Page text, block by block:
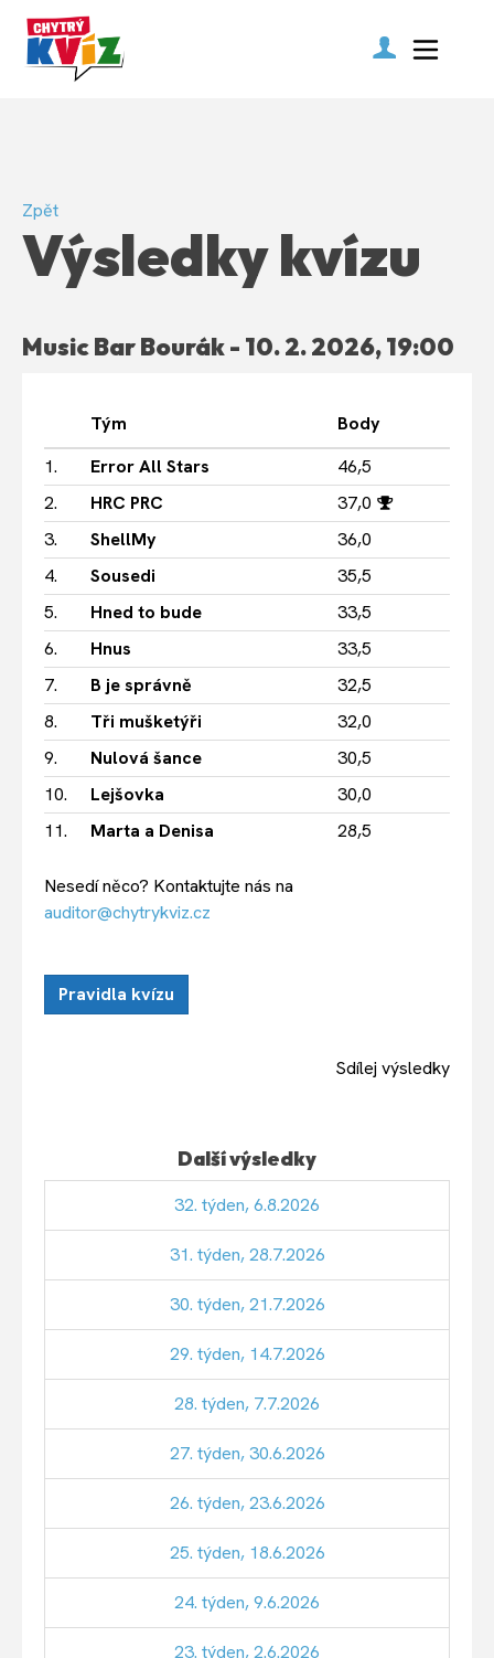
Zpět
Výsledky kvízu
Music Bar Bourák - 10. 2. 2026, 19:00
Tým
Body
1.
Error All Stars
46,5
2.
HRC PRC
37,0
3.
ShellMy
36,0
4.
Sousedi
35,5
5.
Hned to bude
33,5
6.
Hnus
33,5
7.
B je správně
32,5
8.
Tři mušketýři
32,0
9.
Nulová šance
30,5
10.
Lejšovka
30,0
11.
Marta a Denisa 28,5
Nesedí něco? Kontaktujte nás na
auditor@chytrykviz.cz
Pravidla kvízu
Sdílej výsledky
Další výsledky
32. týden, 6.8.2026
31. týden, 28.7.2026
30. týden, 21.7.2026
29. týden, 14.7.2026
28. týden, 7.7.2026
27. týden, 30.6.2026
26. týden, 23.6.2026
25. týden, 18.6.2026
24. týden, 9.6.2026
23. týden, 2.6.2026